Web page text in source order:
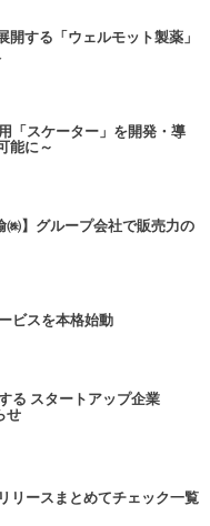
開する「ウェルモット製薬」
「スケーター」を開発・導
能に～
㈱】グループ会社で販売力の
ビスを本格始動
る スタートアップ企業
せ
リースまとめてチェック一覧